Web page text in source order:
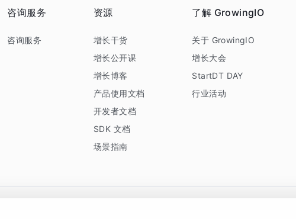
咨询服务
咨询服务
资源
增长干货
增长公开课
增长博客
产品使用文档
开发者文档
SDK 文档
场景指南
了解 GrowingIO
关于 GrowingIO
增长大会
StartDT DAY
行业活动